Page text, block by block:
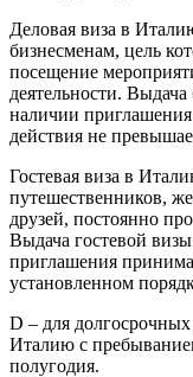
Деловая виза в
бизнесменам, цель
посещение
деятельности.
наличии
действия не
Гостевая виза в
путешественников,
друзей, постоянно
Выдача гостевой
приглашения
установленном
D – для
Италию с
полугодия.